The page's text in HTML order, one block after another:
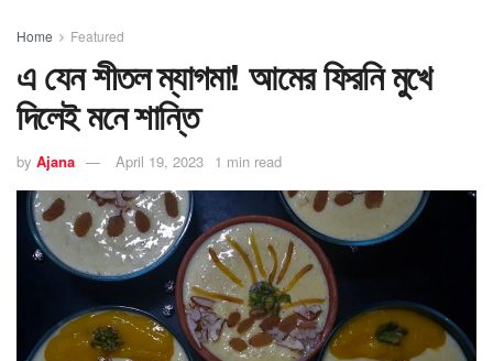
Home Featured
এ যেন শীতল ম্যাগমা! আমের ফিরনি মুখে
দিলেই মনে শান্তি
by Ajana April 19, 2023 1 min read